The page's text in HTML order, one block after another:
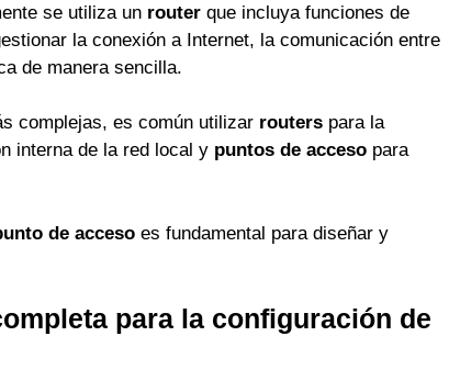
se utiliza un router que incluya funciones de
la conexión a Internet, la comunicación entre
de manera sencilla.
complejas, es común utilizar routers para la
interna de la red local y puntos de acceso para
de acceso es fundamental para diseñar y
para la configuración de